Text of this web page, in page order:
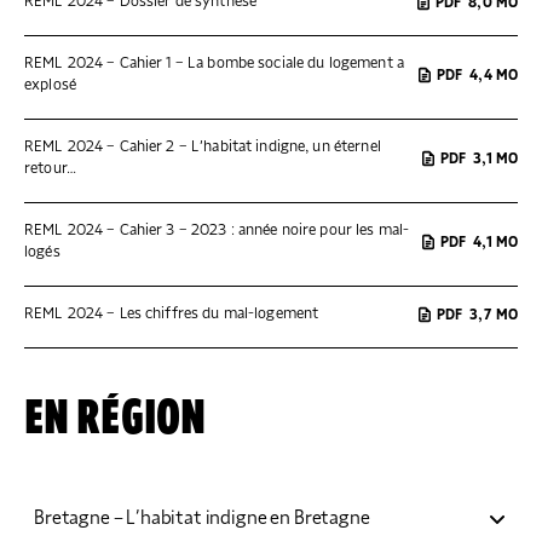
REML 2024 – Cahier 1 – La bombe sociale du logement a
explosé
PDF 4,4 MO
REML 2024 – Cahier 2 – L’habitat indigne, un éternel
retour…
PDF 3,1 MO
REML 2024 – Cahier 3 – 2023 : année noire pour les mal-
logés
PDF 4,1 MO
REML 2024 – Les chiffres du mal-logement PDF 3,7 MO
EN RÉGION
Bretagne – L’habitat indigne en Bretagne